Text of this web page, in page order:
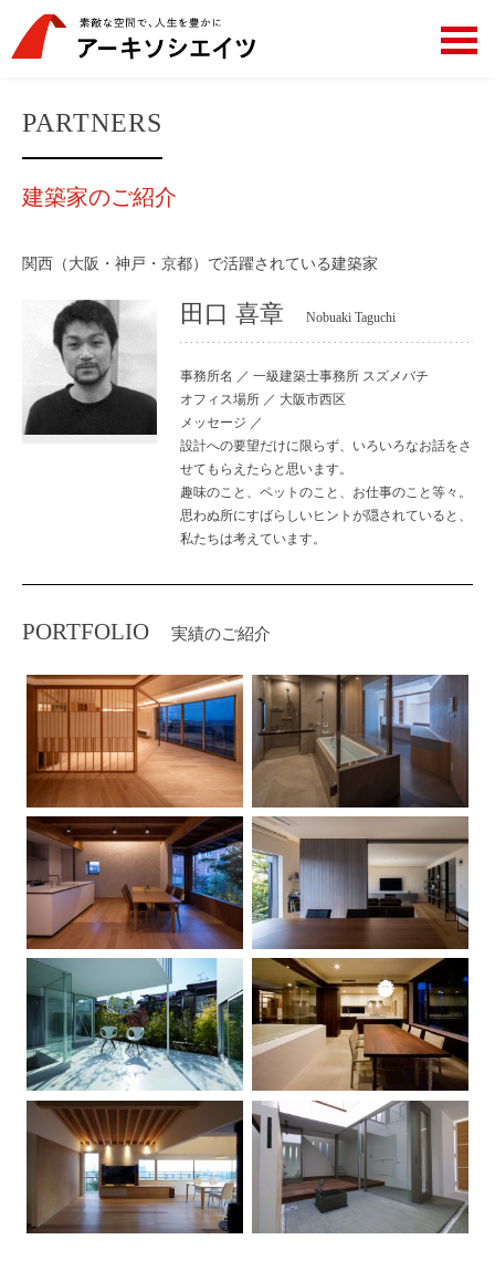
PARTNERS
建築家のご紹介
関西（大阪・神戸・京都）で活躍されている建築家
田口 喜章 Nobuaki Taguchi
事務所名 ／ 一級建築士事務所 スズメバチ
オフィス場所 ／ 大阪市西区
メッセージ ／
設計への要望だけに限らず、いろいろなお話をさ
せてもらえたらと思います。
趣味のこと、ペットのこと、お仕事のこと等々。
思わぬ所にすばらしいヒントが隠されていると、
私たちは考えています。
PORTFOLIO 実績のご紹介